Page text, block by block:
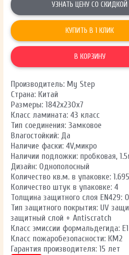
УЗНАТЬ ЦЕНУ СО СКИДКОЙ
КУПИТЬ В 1 КЛИК
В КОРЗИНУ
Производитель: My Step
Страна: Китай
Размеры: 1842х230х7
Класс ламината: 43 класс
Тип соединения: Замковое
Влагостойкий: Да
Наличие фаски: 4V,микро
Наличии подложки: пробковая,
Дизайн: Однополосный
Количество кв.м. в упаковке: 1.695
Количество штук в упаковке: 4
Толщина защитного слоя EN429:
Тип защитного покрытия: UV
защитный слой + Antiscratch
Класс эмиссии формальдегида: E1
Класс пожаробезопасности: КМ2
Гарантия производителя: 15 лет